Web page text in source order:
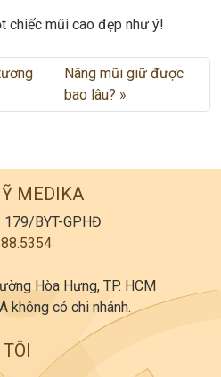
chiếc mũi cao đẹp như ý!
Nâng mũi giữ được
bao lâu?
MEDIKA
BYT-GPHĐ
Hòa Hưng, TP. HCM
không có chi nhánh.